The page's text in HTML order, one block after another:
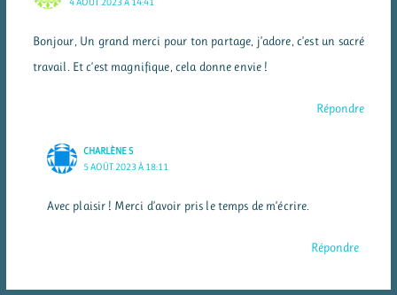
Bonjour, Un grand merci pour ton partage, j’adore, c’est un sacré
travail. Et c’est magnifique, cela donne envie !
Répondre
CHARLÈNE S
5 AOÛT 2023 À 18:11
Avec plaisir ! Merci d’avoir pris le temps de m’écrire.
Répondre